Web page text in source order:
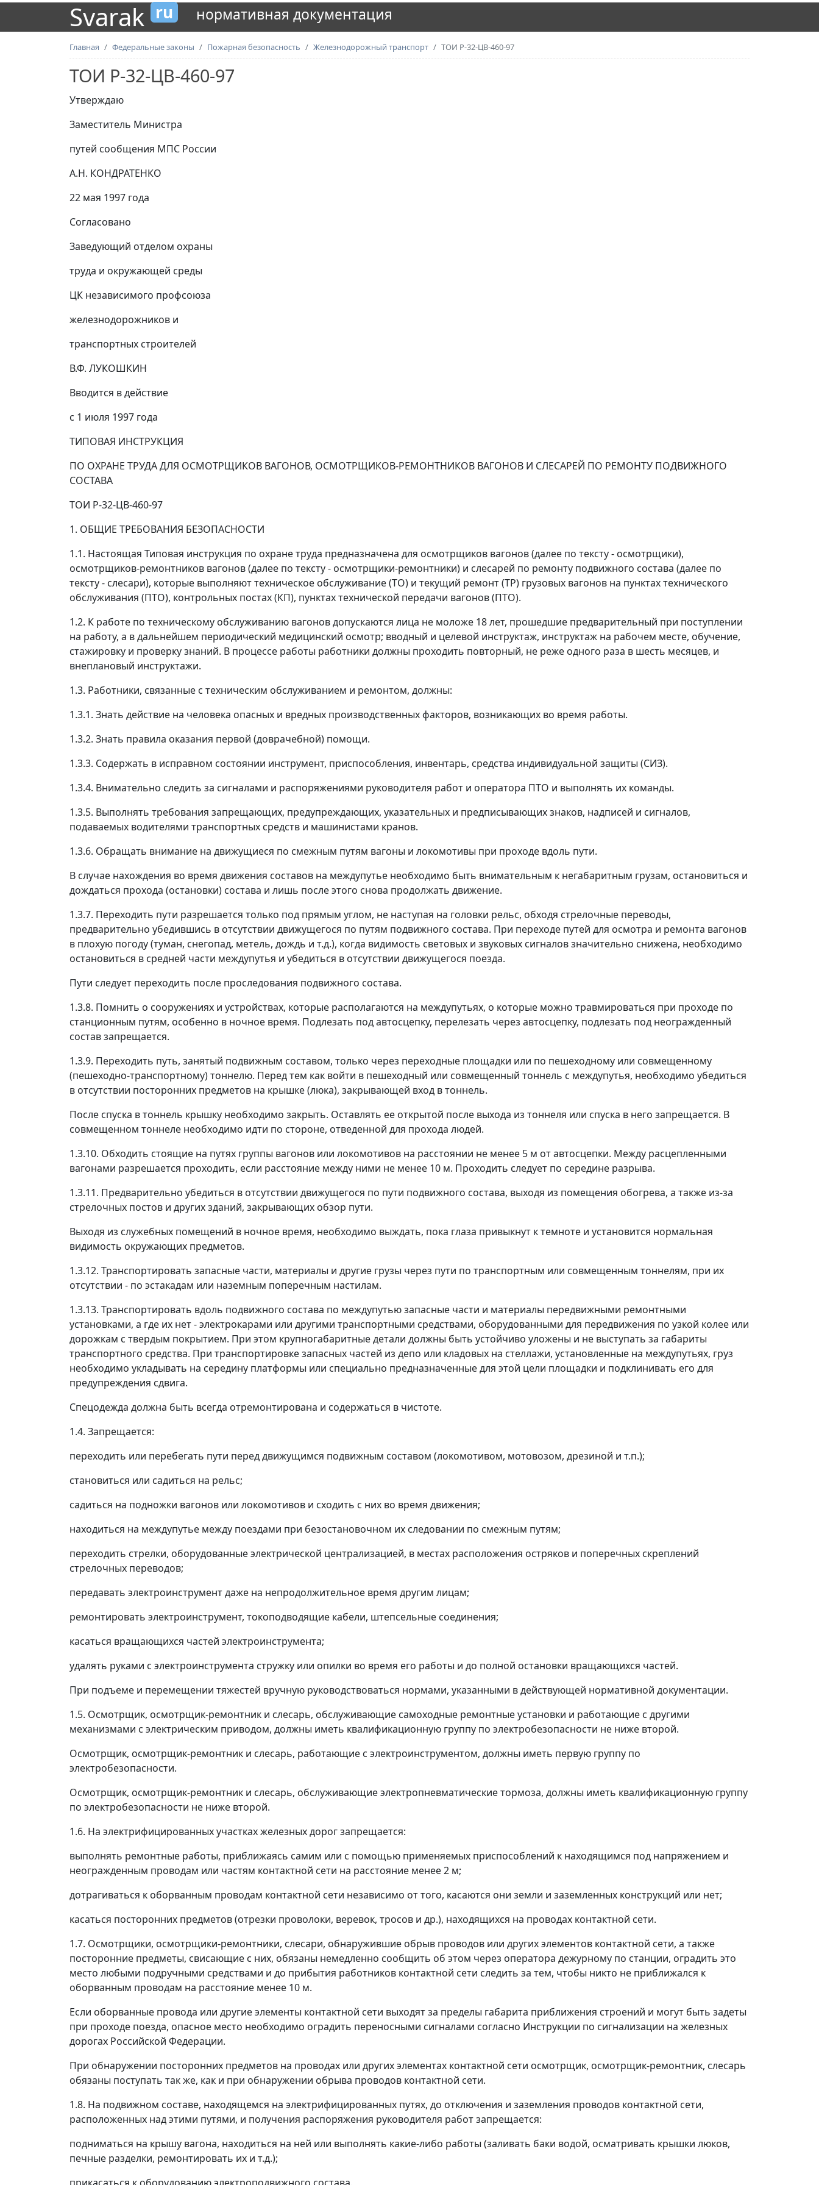
Svarak ru нормативная документация
Главная Федеральные законы Пожарная безопасность Железнодорожный транспорт ТОИ Р-32-ЦВ-460-97
ТОИ Р-32-ЦВ-460-97
Утверждаю
Заместитель Министра
путей сообщения МПС России
А.Н. КОНДРАТЕНКО
22 мая 1997 года
Согласовано
Заведующий отделом охраны
труда и окружающей среды
ЦК независимого профсоюза
железнодорожников и
транспортных строителей
В.Ф. ЛУКОШКИН
Вводится в действие
с 1 июля 1997 года
ТИПОВАЯ ИНСТРУКЦИЯ
ПО ОХРАНЕ ТРУДА ДЛЯ ОСМОТРЩИКОВ ВАГОНОВ, ОСМОТРЩИКОВ-РЕМОНТНИКОВ ВАГОНОВ И СЛЕСАРЕЙ ПО РЕМОНТУ ПОДВИЖНОГО
СОСТАВА
ТОИ Р-32-ЦВ-460-97
1. ОБЩИЕ ТРЕБОВАНИЯ БЕЗОПАСНОСТИ
1.1. Настоящая Типовая инструкция по охране труда предназначена для осмотрщиков вагонов (далее по тексту - осмотрщики),
осмотрщиков-ремонтников вагонов (далее по тексту - осмотрщики-ремонтники) и слесарей по ремонту подвижного состава (далее по
тексту - слесари), которые выполняют техническое обслуживание (ТО) и текущий ремонт (ТР) грузовых вагонов на пунктах технического
обслуживания (ПТО), контрольных постах (КП), пунктах технической передачи вагонов (ПТО).
1.2. К работе по техническому обслуживанию вагонов допускаются лица не моложе 18 лет, прошедшие предварительный при поступлении
на работу, а в дальнейшем периодический медицинский осмотр; вводный и целевой инструктаж, инструктаж на рабочем месте, обучение,
стажировку и проверку знаний. В процессе работы работники должны проходить повторный, не реже одного раза в шесть месяцев, и
внеплановый инструктажи.
1.3. Работники, связанные с техническим обслуживанием и ремонтом, должны:
1.3.1. Знать действие на человека опасных и вредных производственных факторов, возникающих во время работы.
1.3.2. Знать правила оказания первой (доврачебной) помощи.
1.3.3. Содержать в исправном состоянии инструмент, приспособления, инвентарь, средства индивидуальной защиты (СИЗ).
1.3.4. Внимательно следить за сигналами и распоряжениями руководителя работ и оператора ПТО и выполнять их команды.
1.3.5. Выполнять требования запрещающих, предупреждающих, указательных и предписывающих знаков, надписей и сигналов,
подаваемых водителями транспортных средств и машинистами кранов.
1.3.6. Обращать внимание на движущиеся по смежным путям вагоны и локомотивы при проходе вдоль пути.
В случае нахождения во время движения составов на междупутье необходимо быть внимательным к негабаритным грузам, остановиться и
дождаться прохода (остановки) состава и лишь после этого снова продолжать движение.
1.3.7. Переходить пути разрешается только под прямым углом, не наступая на головки рельс, обходя стрелочные переводы,
предварительно убедившись в отсутствии движущегося по путям подвижного состава. При переходе путей для осмотра и ремонта вагонов
в плохую погоду (туман, снегопад, метель, дождь и т.д.), когда видимость световых и звуковых сигналов значительно снижена, необходимо
остановиться в средней части междупутья и убедиться в отсутствии движущегося поезда.
Пути следует переходить после проследования подвижного состава.
1.3.8. Помнить о сооружениях и устройствах, которые располагаются на междупутьях, о которые можно травмироваться при проходе по
станционным путям, особенно в ночное время. Подлезать под автосцепку, перелезать через автосцепку, подлезать под неогражденный
состав запрещается.
1.3.9. Переходить путь, занятый подвижным составом, только через переходные площадки или по пешеходному или совмещенному
(пешеходно-транспортному) тоннелю. Перед тем как войти в пешеходный или совмещенный тоннель с междупутья, необходимо убедиться
в отсутствии посторонних предметов на крышке (люка), закрывающей вход в тоннель.
После спуска в тоннель крышку необходимо закрыть. Оставлять ее открытой после выхода из тоннеля или спуска в него запрещается. В
совмещенном тоннеле необходимо идти по стороне, отведенной для прохода людей.
1.3.10. Обходить стоящие на путях группы вагонов или локомотивов на расстоянии не менее 5 м от автосцепки. Между расцепленными
вагонами разрешается проходить, если расстояние между ними не менее 10 м. Проходить следует по середине разрыва.
1.3.11. Предварительно убедиться в отсутствии движущегося по пути подвижного состава, выходя из помещения обогрева, а также из-за
стрелочных постов и других зданий, закрывающих обзор пути.
Выходя из служебных помещений в ночное время, необходимо выждать, пока глаза привыкнут к темноте и установится нормальная
видимость окружающих предметов.
1.3.12. Транспортировать запасные части, материалы и другие грузы через пути по транспортным или совмещенным тоннелям, при их
отсутствии - по эстакадам или наземным поперечным настилам.
1.3.13. Транспортировать вдоль подвижного состава по междупутью запасные части и материалы передвижными ремонтными
установками, а где их нет - электрокарами или другими транспортными средствами, оборудованными для передвижения по узкой колее или
дорожкам с твердым покрытием. При этом крупногабаритные детали должны быть устойчиво уложены и не выступать за габариты
транспортного средства. При транспортировке запасных частей из депо или кладовых на стеллажи, установленные на междупутьях, груз
необходимо укладывать на середину платформы или специально предназначенные для этой цели площадки и подклинивать его для
предупреждения сдвига.
Спецодежда должна быть всегда отремонтирована и содержаться в чистоте.
1.4. Запрещается:
переходить или перебегать пути перед движущимся подвижным составом (локомотивом, мотовозом, дрезиной и т.п.);
становиться или садиться на рельс;
садиться на подножки вагонов или локомотивов и сходить с них во время движения;
находиться на междупутье между поездами при безостановочном их следовании по смежным путям;
переходить стрелки, оборудованные электрической централизацией, в местах расположения остряков и поперечных скреплений
стрелочных переводов;
передавать электроинструмент даже на непродолжительное время другим лицам;
ремонтировать электроинструмент, токоподводящие кабели, штепсельные соединения;
касаться вращающихся частей электроинструмента;
удалять руками с электроинструмента стружку или опилки во время его работы и до полной остановки вращающихся частей.
При подъеме и перемещении тяжестей вручную руководствоваться нормами, указанными в действующей нормативной документации.
1.5. Осмотрщик, осмотрщик-ремонтник и слесарь, обслуживающие самоходные ремонтные установки и работающие с другими
механизмами с электрическим приводом, должны иметь квалификационную группу по электробезопасности не ниже второй.
Осмотрщик, осмотрщик-ремонтник и слесарь, работающие с электроинструментом, должны иметь первую группу по
электробезопасности.
Осмотрщик, осмотрщик-ремонтник и слесарь, обслуживающие электропневматические тормоза, должны иметь квалификационную группу
по электробезопасности не ниже второй.
1.6. На электрифицированных участках железных дорог запрещается:
выполнять ремонтные работы, приближаясь самим или с помощью применяемых приспособлений к находящимся под напряжением и
неогражденным проводам или частям контактной сети на расстояние менее 2 м;
дотрагиваться к оборванным проводам контактной сети независимо от того, касаются они земли и заземленных конструкций или нет;
касаться посторонних предметов (отрезки проволоки, веревок, тросов и др.), находящихся на проводах контактной сети.
1.7. Осмотрщики, осмотрщики-ремонтники, слесари, обнаружившие обрыв проводов или других элементов контактной сети, а также
посторонние предметы, свисающие с них, обязаны немедленно сообщить об этом через оператора дежурному по станции, оградить это
место любыми подручными средствами и до прибытия работников контактной сети следить за тем, чтобы никто не приближался к
оборванным проводам на расстояние менее 10 м.
Если оборванные провода или другие элементы контактной сети выходят за пределы габарита приближения строений и могут быть задеты
при проходе поезда, опасное место необходимо оградить переносными сигналами согласно Инструкции по сигнализации на железных
дорогах Российской Федерации.
При обнаружении посторонних предметов на проводах или других элементах контактной сети осмотрщик, осмотрщик-ремонтник, слесарь
обязаны поступать так же, как и при обнаружении обрыва проводов контактной сети.
1.8. На подвижном составе, находящемся на электрифицированных путях, до отключения и заземления проводов контактной сети,
расположенных над этими путями, и получения распоряжения руководителя работ запрещается:
подниматься на крышу вагона, находиться на ней или выполнять какие-либо работы (заливать баки водой, осматривать крышки люков,
печные разделки, ремонтировать их и т.д.);